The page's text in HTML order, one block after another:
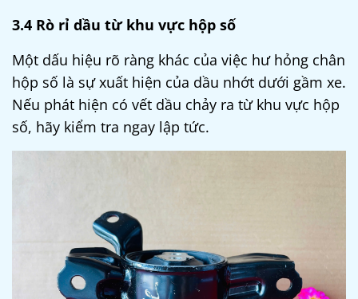
3.4 Rò rỉ dầu từ khu vực hộp số
Một dấu hiệu rõ ràng khác của việc hư hỏng chân
hộp số là sự xuất hiện của dầu nhớt dưới gầm xe.
Nếu phát hiện có vết dầu chảy ra từ khu vực hộp
số, hãy kiểm tra ngay lập tức.